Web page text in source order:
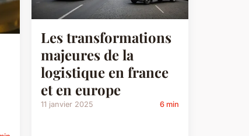
Les transformations
majeures de la
logistique en france
et en europe
11 janvier 2025 6 min